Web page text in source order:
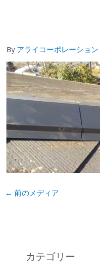
キ
ッ
プ
By アライコーポレーション
← 前のメディア
カテゴリー